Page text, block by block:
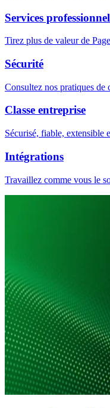
Services
Tirez plus de valeur de
Sécurité
Consultez nos pratiques de
Classe entreprise
Sécurisé, fiable, extensible
Intégrations
Travaillez comme vous le